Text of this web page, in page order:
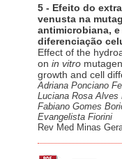
5 - Efeito do
venusta na
antimicrobiana,
diferenciação
Effect of the
on in vitro
growth and cell
Adriana Ponciano
Luciana Rosa Alves
Fabiano Gomes
Evangelista Fiorini
Rev Med Minas